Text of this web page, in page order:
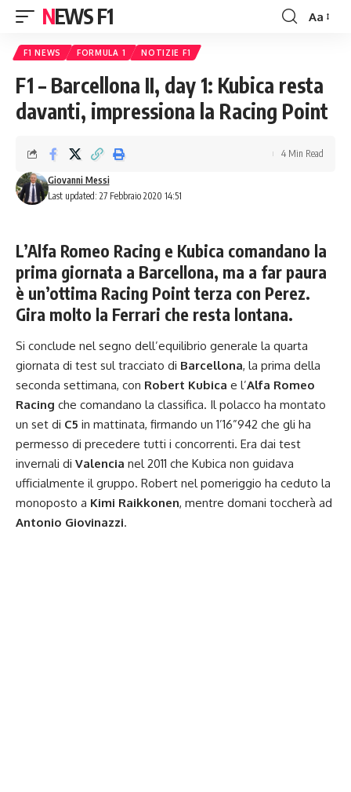
NEWS F1
Font
Aa
F1 NEWS FORMULA 1 NOTIZIE F1
F1 – Barcellona II, day 1: Kubica resta
davanti, impressiona la Racing Point
Last updated: 27 Febbraio 2020 14:51
Giovanni Messi
4 Min Read
L’Alfa Romeo Racing e Kubica comandano la
prima giornata a Barcellona, ma a far paura
è un’ottima Racing Point terza con Perez.
Gira molto la Ferrari che resta lontana.
Si conclude nel segno dell’equilibrio generale la quarta
giornata di test sul tracciato di Barcellona, la prima della
seconda settimana, con Robert Kubica e l’Alfa Romeo
Racing che comandano la classifica. Il polacco ha montato
un set di C5 in mattinata, firmando un 1’16”942 che gli ha
permesso di precedere tutti i concorrenti. Era dai test
invernali di Valencia nel 2011 che Kubica non guidava
ufficialmente il gruppo. Robert nel pomeriggio ha ceduto la
monoposto a Kimi Raikkonen, mentre domani toccherà ad
Antonio Giovinazzi.